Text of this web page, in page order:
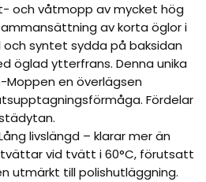
och våtmopp av mycket hög
av korta öglor i
och syntet sydda på baksidan
öglad ytterfrans. Denna unika
en överlägsen
Fördelar
livslängd – klarar mer än
vid tvätt i 60°C, förutsatt
utmärkt till polishutläggning.